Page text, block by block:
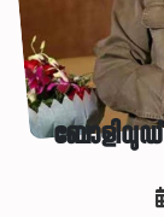
ബോളിവുഡ്